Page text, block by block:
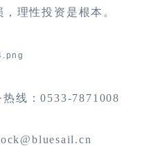
理性投资是根本。
热线：0533-7871008